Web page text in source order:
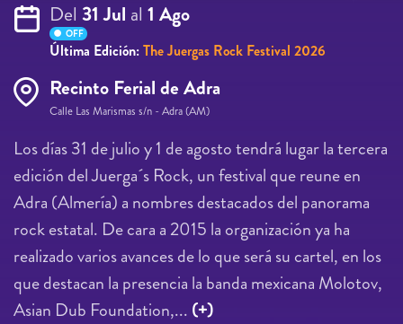
Del 31 Jul al 1 Ago
OFF
Última Edición:The Juergas Rock Festival 2026
Recinto Ferial de Adra
Calle Las Marismas s/n - Adra (AM)
Los días 31 de julio y 1 de agosto tendrá lugar la tercera
edición del Juerga´s Rock, un festival que reune en
Adra (Almería) a nombres destacados del panorama
rock estatal. De cara a 2015 la organización ya ha
realizado varios avances de lo que será su cartel, en los
que destacan la presencia la banda mexicana Molotov,
Asian Dub Foundation,... (+)